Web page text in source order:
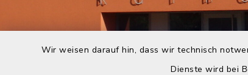
Wir weisen darauf hin, dass wir technisch
Dienste wird bei